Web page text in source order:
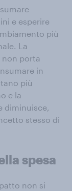
e esperire
più
La
non porta
in
più
e la
diminuisce,
stesso di
spesa
non si